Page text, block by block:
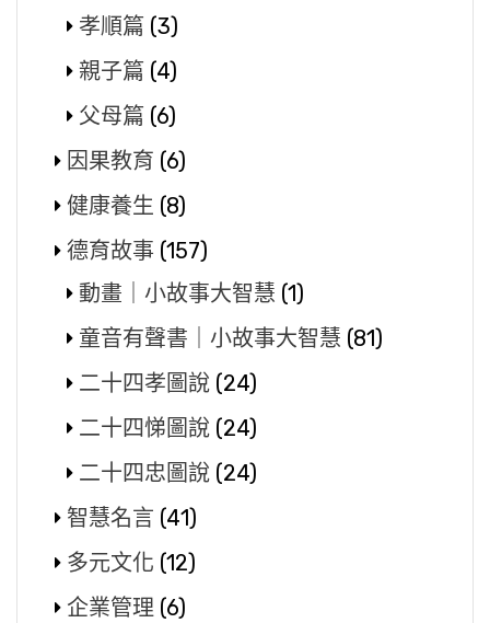
孝順篇 (3)
親子篇 (4)
父母篇 (6)
因果教育 (6)
健康養生 (8)
德育故事 (157)
動畫｜小故事大智慧 (1)
童音有聲書｜小故事大智慧 (81)
二十四孝圖說 (24)
二十四悌圖說 (24)
二十四忠圖說 (24)
智慧名言 (41)
多元文化 (12)
企業管理 (6)